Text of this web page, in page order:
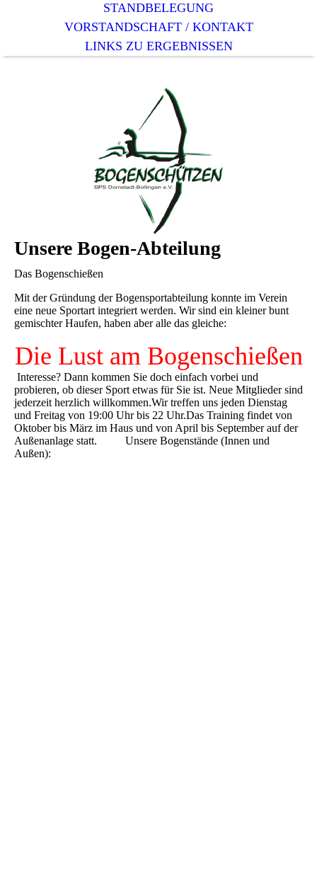
STANDBELEGUNG
VORSTANDSCHAFT / KONTAKT
LINKS ZU ERGEBNISSEN
Unsere Bogen-Abteilung
Das Bogenschießen
Mit der Gründung der Bogensportabteilung konnte im Verein
eine neue Sportart integriert werden. Wir sind ein kleiner bunt
gemischter Haufen, haben aber alle das gleiche:
Die Lust am Bogenschießen
Interesse? Dann kommen Sie doch einfach vorbei und
probieren, ob dieser Sport etwas für Sie ist. Neue Mitglieder sind
jederzeit herzlich willkommen.Wir treffen uns jeden Dienstag
und Freitag von 19:00 Uhr bis 22 Uhr.Das Training findet von
Oktober bis März im Haus und von April bis September auf der
Außenanlage statt. Unsere Bogenstände (Innen und
Außen):